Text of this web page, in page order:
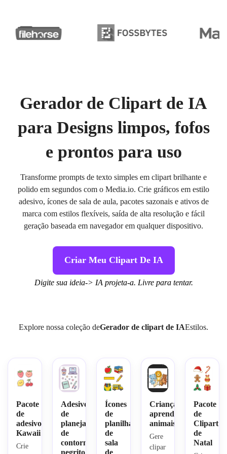
Gerador de Clipart de IA
para Designs limpos, fofos
e prontos para uso
Transforme prompts de texto simples em clipart brilhante e
polido em segundos com o Media.io. Crie gráficos em estilo
adesivo, ícones de sala de aula, pacotes sazonais e ativos de
marca com estilos flexíveis, saída de alta resolução e fácil
geração baseada em navegador em qualquer dispositivo.
Criar Meu Clipart De IA
Digite sua ideia-> IA projeta-a. Livre para tentar.
Explore nossa coleção deGerador de clipart de IAEstilos.
Pacote
de
adesivos
Kawaii
Crie
Adesivos
de
planejador
de
contorno
Ícones
de
planilha
de
sala
Crianças
aprendendo
animais
Gere
clipart
Pacote
de
Clipart
de
Natal